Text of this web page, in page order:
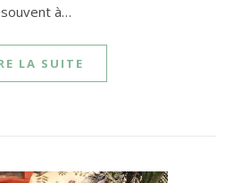
à…
LA SUITE